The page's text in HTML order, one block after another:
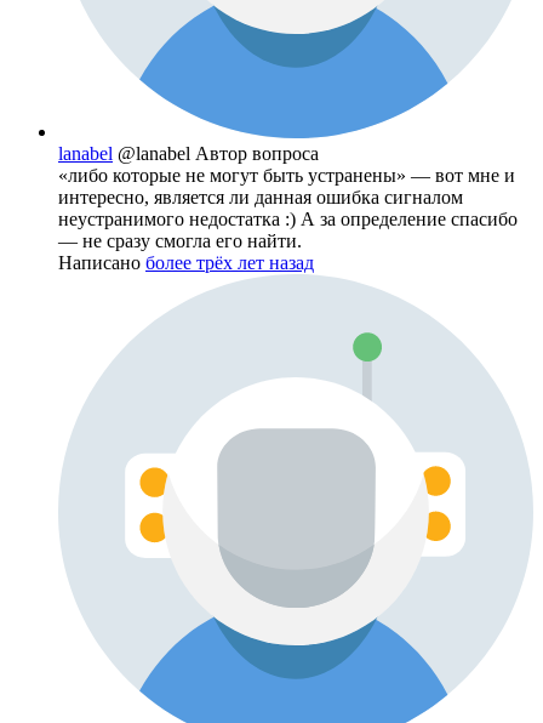
lanabel @lanabel Автор вопроса
«либо которые не могут быть устранены» — вот мне и
интересно, является ли данная ошибка сигналом
неустранимого недостатка :) А за определение спасибо
— не сразу смогла его найти.
Написано более трёх лет назад